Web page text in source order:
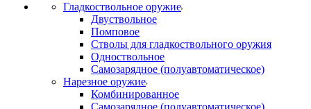
Гладкоствольное оружие
Двуствольное
Помповое
Стволы для гладкоствольного оружия
Одноствольное
Самозарядное (полуавтоматическое)
Нарезное оружие
Комбинированное
Самозарядное (полуавтоматическое)